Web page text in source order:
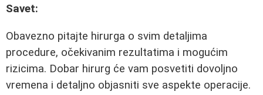
Savet:
Obavezno pitajte hirurga o svim detaljima
procedure, očekivanim rezultatima i mogućim
rizicima. Dobar hirurg će vam posvetiti dovoljno
vremena i detaljno objasniti sve aspekte operacije.